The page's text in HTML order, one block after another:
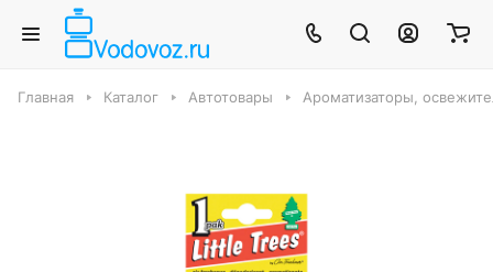
Главная Каталог Автотовары Ароматизаторы,